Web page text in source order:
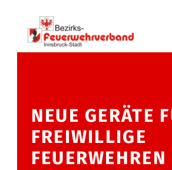
Skip to main navigation
Skip to main content
Skip to footer
BFV
NEUE GERÄTE
FREIWILLIGE
FEUERWEHREN